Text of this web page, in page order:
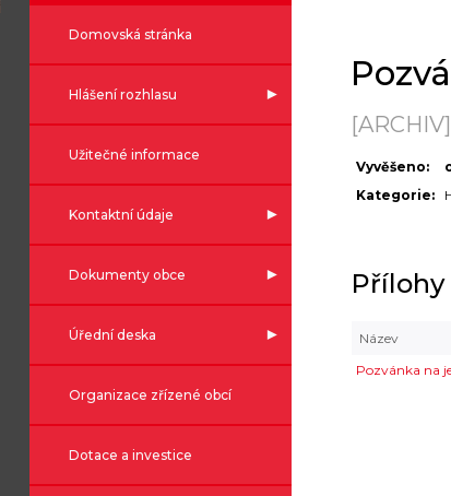
Domovská stránka
Hlášení rozhlasu
Užitečné informace
Kontaktní údaje
Dokumenty obce
Úřední deska
Organizace zřízené obcí
Dotace a investice
[ARCHIV]
Vyvěšeno:
Kategorie:
Přílohy
Název
Pozvánka na